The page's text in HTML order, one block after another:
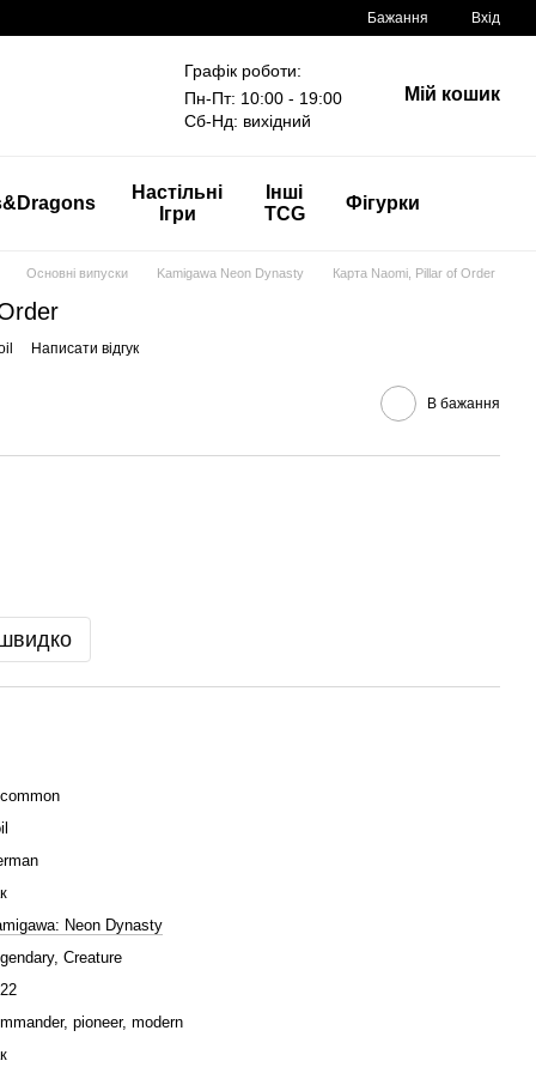
Бажання Вхід
Графік роботи:
Пн-Пт: 10:00 - 19:00
Сб-Нд: вихідний
Мій кошик
Настільні
Ігри
Інші
TCG
Фігурки
Основні випуски Kamigawa Neon Dynasty Карта Naomi, Pillar of Order
Написати відгук
В бажання
Neon Dynasty
Creature
pioneer, modern